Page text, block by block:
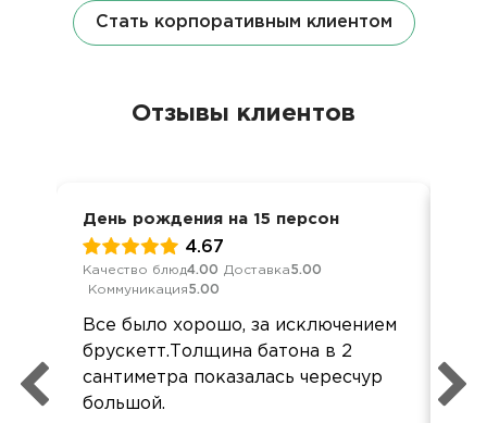
Стать корпоративным клиентом
Отзывы клиентов
День рождения на 15 персон
4.67
Качество блюд4.00 Доставка5.00
Коммуникация5.00
Все было хорошо, за исключением
брускетт.Толщина батона в 2
сантиметра показалась чересчур
большой.